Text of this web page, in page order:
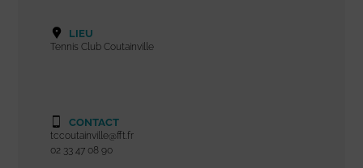
LIEU
Tennis Club Coutainville
CONTACT
tccoutainville@fft.fr
02 33 47 08 90